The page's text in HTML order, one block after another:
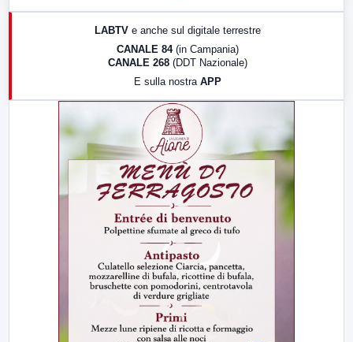
LABTV e anche sul digitale terrestre
CANALE 84 (in Campania)
CANALE 268 (DDT Nazionale)
E sulla nostra APP